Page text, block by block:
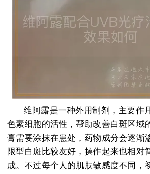
维阿露是一种外用制剂，主要作
色素细胞的活性，帮助改善白斑区域
膏需要涂抹在患处，药物成分会逐渐
限型白斑比较友好，操作起来也相对
成。不过每个人的肌肤敏感度不同，